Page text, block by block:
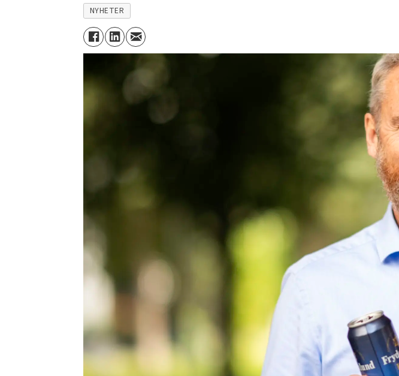
NYHETER